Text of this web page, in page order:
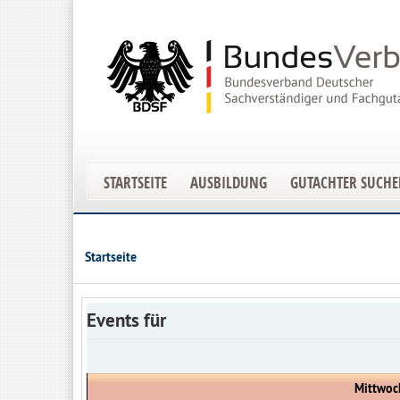
STARTSEITE AUSBILDUNG GUTACHTER
Startseite
Events für